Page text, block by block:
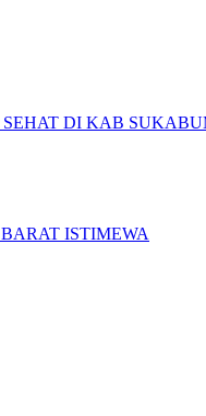
SEHAT DI KAB
ISTIMEWA